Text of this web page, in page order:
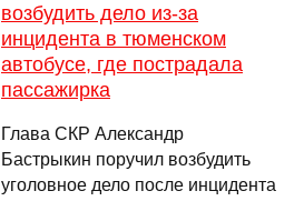
возбудить дело из-за
инцидента в тюменском
автобусе, где пострадала
пассажирка
Глава СКР Александр
Бастрыкин поручил возбудить
уголовное дело после инцидента